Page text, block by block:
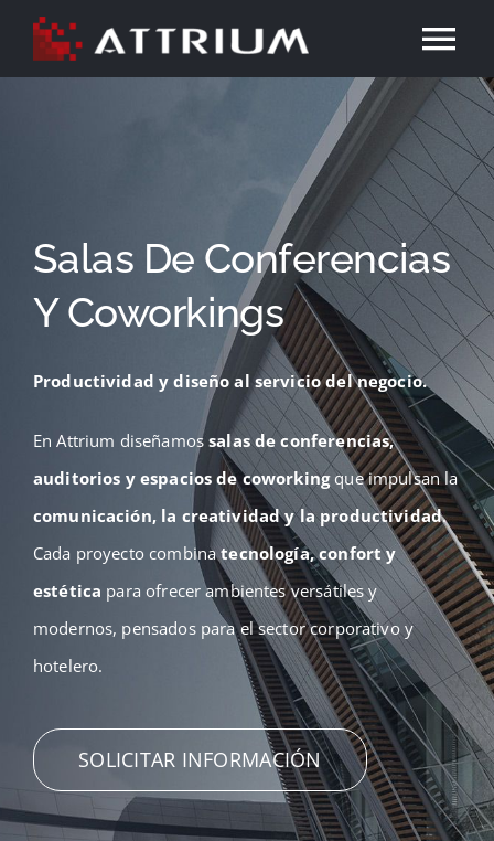
Qué hacemos
Proyectos
Contacto
Salas De Conferencias
Y Coworkings
Productividad y diseño al servicio del negocio.
En Attrium diseñamossalas de conferencias,
auditorios y espacios de coworkingque impulsan la
comunicación, la creatividad y la productividad.
Cada proyecto combinatecnología, confort y
estética para ofrecer ambientes versátiles y
modernos, pensados para el sector corporativo y
hotelero.
SOLICITAR INFORMACIÓN